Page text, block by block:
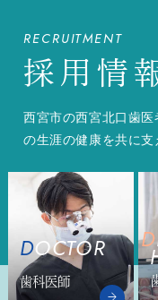
RECRUITMENT
採用情
西宮市の西宮北口歯
の生涯の健康を共に支
DOCTOR
歯科医師